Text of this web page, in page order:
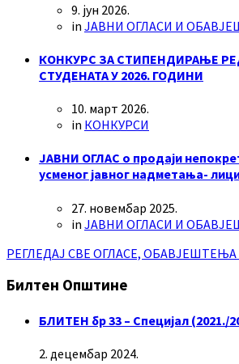
9. јун 2026.
in ЈАВНИ ОГЛАСИ И
КОНКУРС ЗА СТИПЕНДИРАЊЕ
СТУДЕНАТА У 2026. ГОДИНИ
10. март 2026.
in КОНКУРСИ
ЈАВНИ ОГЛАС о продаји
усменог јавног надметања-
27. новембар 2025.
in ЈАВНИ ОГЛАСИ И
РЕГЛЕДАЈ СВЕ ОГЛАСЕ, ОБАВЈЕШТЕЊА
Билтен Општине
БЛИТЕН бр 33 – Специјал (2021./
2. децембар 2024.